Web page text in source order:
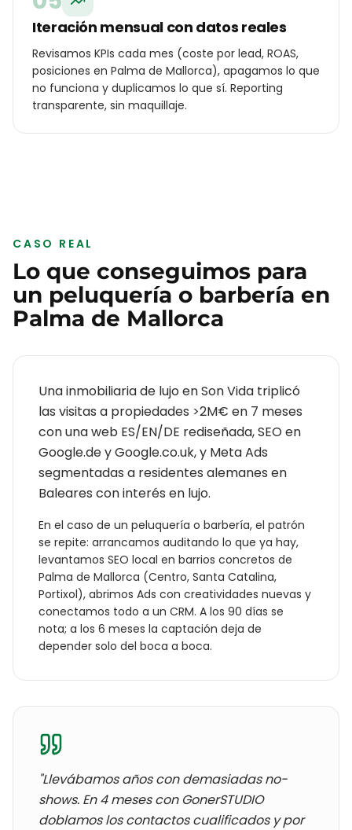
Iteración mensual con datos reales
Revisamos KPIs cada mes (coste por lead, ROAS,
posiciones en Palma de Mallorca), apagamos lo que
no funciona y duplicamos lo que sí. Reporting
transparente, sin maquillaje.
CASO REAL
Lo que conseguimos para
un peluquería o barbería en
Palma de Mallorca
Una inmobiliaria de lujo en Son Vida triplicó
las visitas a propiedades >2M€ en 7 meses
con una web ES/EN/DE rediseñada, SEO en
Google.de y Google.co.uk, y Meta Ads
segmentadas a residentes alemanes en
Baleares con interés en lujo.
En el caso de un peluquería o barbería, el patrón
se repite: arrancamos auditando lo que ya hay,
levantamos SEO local en barrios concretos de
Palma de Mallorca (Centro, Santa Catalina,
Portixol), abrimos Ads con creatividades nuevas y
conectamos todo a un CRM. A los 90 días se
nota; a los 6 meses la captación deja de
depender solo del boca a boca.
"Llevábamos años condemasiadas no-
shows. En 4 meses con GonerSTUDIO
doblamos los contactos cualificados y por